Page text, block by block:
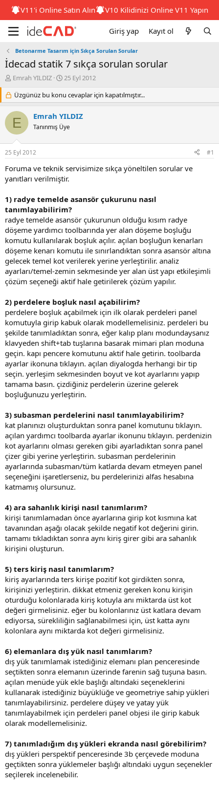
V11'i Online Satın Alın V10 Kilidinizi Online V11 Yapın
Giriş yap Kayıt ol
Betonarme Tasarım için Sıkça Sorulan Sorular
idecad statik 7 sıkça sorulan sorular
K
n
b
u
y
u
b
ş
a
t
n
Emrah YILDIZ
B
ş
l
a
n
g
t
a
r
i
i
25 Eyl 2012
Üzgünüz bu konu cevaplar için kapatılmıştır...
E Emrah YILDIZ
Tanınmış Üye
25 Eyl 2012 #1
foruma ve teknik servisimize sıkça yöneltilen sorular ve
yanıtları verilmiştir.
1) radye temelde asansör çukurunu nasıl
tanımlayabilirim?
radye temelde asansör çukurunun olduğu kısım radye
döşeme yardımcı toolbarında yer alan döşeme boşluğu
komutu kullanılarak boşluk açılır. açılan boşluğun kenarları
döşeme kenarı komutu ile sınırlandıktan sonra asansör altına
gelecek temel kot verilerek yerine yerleştirilir. analiz
ayarları/temel-zemin sekmesinde yer alan üst yapı etkileşimli
çözüm seçeneği aktif hale getirilerek çözüm yapılır.
2) perdelere boşluk nasıl açabilirim?
perdelere boşluk açabilmek için ilk olarak perdeleri panel
komutuyla girip kabuk olarak modellemelisiniz. perdeleri bu
şekilde tanımladıktan sonra, eğer kalıp planı modundaysanız
klavyeden shift+tab tuşlarına basarak mimari plan moduna
geçin. kapı pencere komutunu aktif hale getirin. toolbarda
ayarlar ikonuna tıklayın. açılan diyalogda herhangi bir tip
seçin. yerleşim sekmesinden boyut ve kot ayarlarını yapıp
tamama basın. çizdiğiniz perdelerin üzerine gelerek
boşluğunuzu yerleştirin.
3) subasman perdelerini nasıl tanımlayabilirim?
kat planınızı oluşturduktan sonra panel komutunu tıklayın.
açılan yardımcı toolbarda ayarlar ikonunu tıklayın. perdenizin
kot ayarlarını olması gereken gibi ayarladıktan sonra panel
çizer gibi yerine yerleştirin. subasman perdelerinin
ayarlarında subasman/tüm katlarda devam etmeyen panel
seçeneğini işaretlerseniz, bu perdelerinizi alfas hesabına
katmamış olursunuz.
4) ara sahanlık kirişi nasıl tanımlarım?
kirişi tanımlamadan önce ayarlarına girip kot kısmına kat
tavanından aşağı olacak şekilde negatif kot değerini girin.
tamamı tıkladıktan sonra aynı kiriş girer gibi ara sahanlık
kirişini oluşturun.
5) ters kiriş nasıl tanımlarım?
kiriş ayarlarında ters kirişe pozitif kot girdikten sonra,
kirişinizi yerleştirin. dikkat etmeniz gereken konu kirişin
oturduğu kolonlarada kiriş kotuyla anı miktarda üst kot
değeri girmelisiniz. eğer bu kolonlarınız üst katlara devam
ediyorsa, sürekliliğin sağlanabilmesi için, üst katta aynı
kolonlara aynı miktarda kot değeri girmelisiniz.
6) elemanlara dış yük nasıl tanımlarım?
dış yük tanımlamak istediğiniz elemanı plan penceresinde
seçtikten sonra elemanın üzerinde farenin sağ tuşuna basın.
açılan menüde yük ekle başlığı altındaki seçeneklerini
kullanarak istediğiniz büyüklüğe ve geometriye sahip yükleri
tanımlayabilirsiniz. perdelere düşey ve yatay yük
tanımlayabilmek için perdeleri panel objesi ile girip kabuk
olarak modellemelisiniz.
7) tanımladığım dış yükleri ekranda nasıl görebilirim?
dış yükleri perspektif penceresinde 3b çerçevede moduna
geçtikten sonra yüklemeler başlığı altındaki uygun seçenekler
seçilerek incelenebilir.